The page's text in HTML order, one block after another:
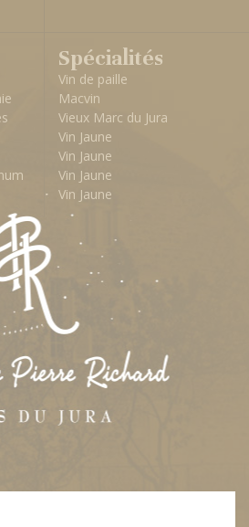
Spécialités
Vin de paille
Macvin
Vieux Marc du Jura
Vin Jaune
Vin Jaune
Vin Jaune
Vin Jaune